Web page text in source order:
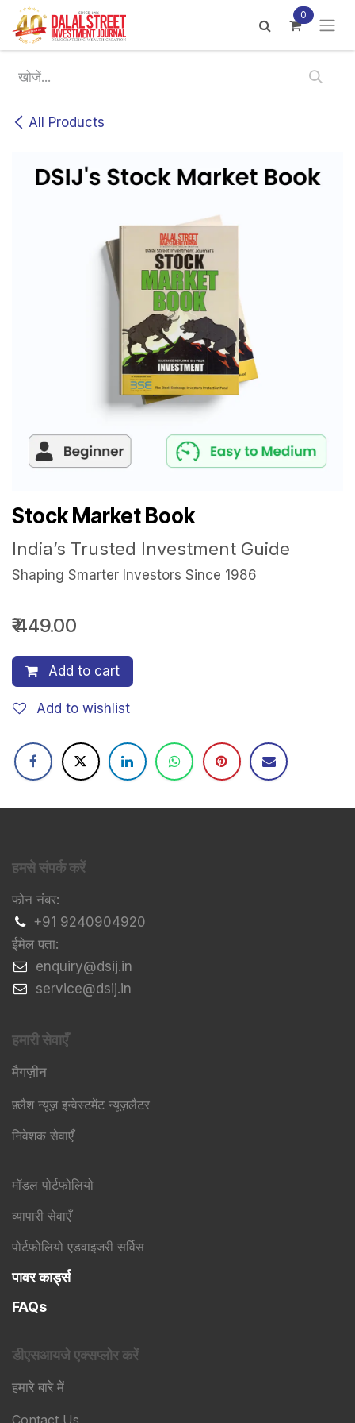
Skip to Content 0
All Products
Stock Market Book
India’s Trusted Investment Guide
Shaping Smarter Investors Since 1986
₹449.00
Add to cart
Add to wishlist
हमसे संपर्क करें
फोन नंबर:
+91 9240904920
ईमेल पता:
​enquiry@dsij.in
​service@dsij.in
हमारी सेवाएँ
मैगज़ीन
फ़्लैश न्यूज़ इन्वेस्टमेंट न्यूज़लैटर
निवेशक सेवाएँ
मॉडल पोर्टफोलियो
व्यापारी सेवाएँ
पोर्टफोलियो एडवाइजरी सर्विस
पावर कार्ड्स
FAQs
डीएसआयजे एक्सप्लोर करें
हमारे बारे में